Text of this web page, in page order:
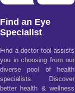
Find an Eye
Specialist
Find a doctor tool assists
you in choosing from our
diverse pool of health
specialists. Discover
better health & wellness